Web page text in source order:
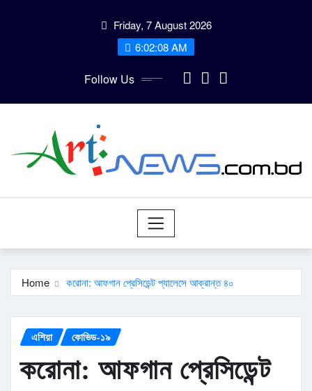
Friday, 7 August 2026
6:02:09 AM
Follow Us
Home করোনা: আফগান প্রেসিডেন্ট প্যালেসে আক্রান্ত ৪০
এশিয়া কোভিড-১৯
করোনা: আফগান প্রেসিডেন্ট